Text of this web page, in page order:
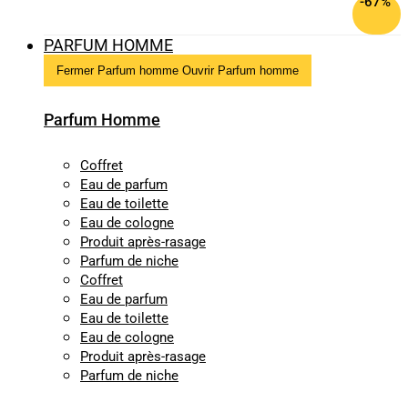
PARFUM HOMME
Fermer Parfum homme Ouvrir Parfum homme
Parfum Homme
Coffret
Eau de parfum
Eau de toilette
Eau de cologne
Produit après-rasage
Parfum de niche
Coffret
Eau de parfum
Eau de toilette
Eau de cologne
Produit après-rasage
Parfum de niche